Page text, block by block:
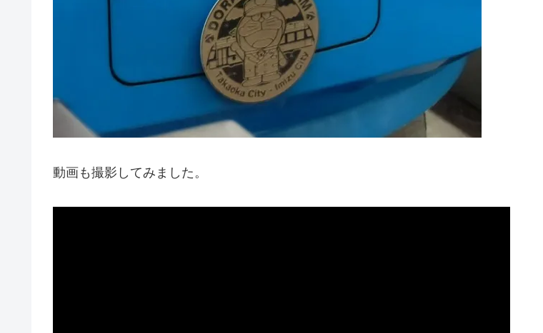
動画も撮影してみました。